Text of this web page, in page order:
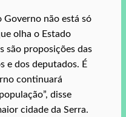
Governo não está só
olha o Estado
são proposições das
e dos deputados. É
continuará
disse
cidade da Serra.